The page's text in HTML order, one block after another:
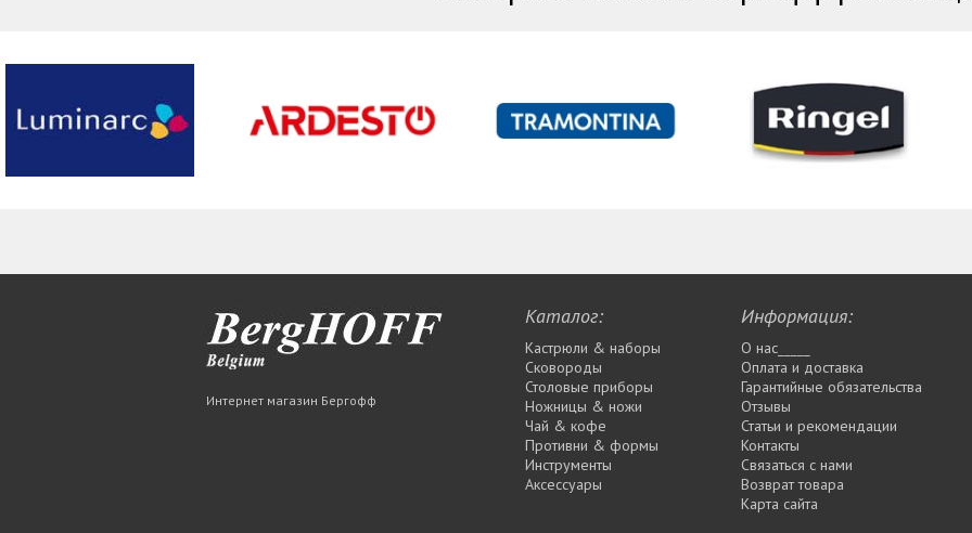
Интернет магазин Бергофф
Каталог:
Кастрюли & наборы
Сковороды
Столовые приборы
Ножницы & ножи
Чай & кофе
Противни & формы
Инструменты
Аксессуары
Информация:
О нас_____
Оплата и доставка
Гарантийные обязательства
Отзывы
Статьи и рекомендации
Контакты
Связаться с нами
Возврат товара
Карта сайта